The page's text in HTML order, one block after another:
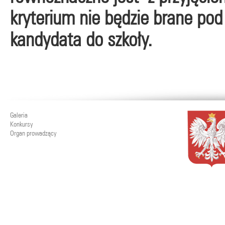
kryterium nie będzie brane
kandydata do szkoły.
Galeria
Konkursy
Organ prowadzący